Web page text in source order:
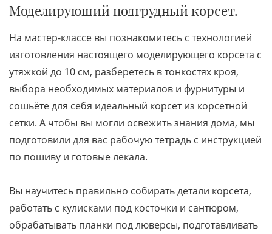
Моделирующий подгрудный корсет.
На мастер-классе вы познакомитесь с технологией
изготовления настоящего моделирующего корсета с
утяжкой до 10 см, разберетесь в тонкостях кроя,
выбора необходимых материалов и фурнитуры и
сошьёте для себя идеальный корсет из корсетной
сетки. А чтобы вы могли освежить знания дома, мы
подготовили для вас рабочую тетрадь с инструкцией
по пошиву и готовые лекала.
Вы научитесь правильно собирать детали корсета,
работать с кулисками под косточки и сантюром,
обрабатывать планки под люверсы, подготавливать